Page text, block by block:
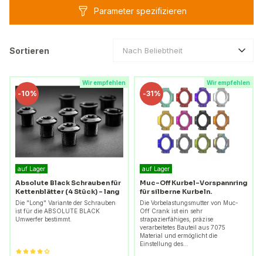
Parameter spezifizieren
Sortieren Nach Beliebtheit
Wir empfehlen
-10%
auf Lager
Absolute Black Schrauben für
Kettenblätter (4 Stück) - lang
Die "Long" Variante der Schrauben
ist für die ABSOLUTE BLACK
Umwerfer bestimmt.
Wir empfehlen
-31%
auf Lager
Muc-Off Kurbel-Vorspannring
für silberne Kurbeln.
Die Vorbelastungsmutter von Muc-
Off Crank ist ein sehr
strapazierfähiges, präzise
verarbeitetes Bauteil aus 7075
Material und ermöglicht die
Einstellung des…